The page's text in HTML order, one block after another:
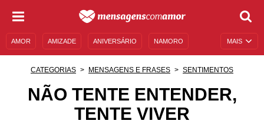
MAIS
AMOR AMIZADE ANIVERSÁRIO NAMORO
UNIVERSO FEMININO
MENSAGENS E FRASES MENSAGENS DE ANIVERSÁRIO
CATEGORIAS MENSAGENS E FRASES SENTIMENTOS
NÃO TENTE ENTENDER,
TENTE VIVER